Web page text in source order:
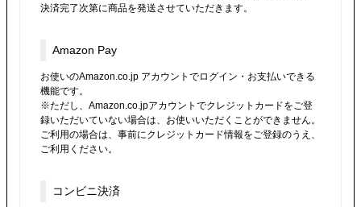
決済完了次第に商品を発送させていただきます。
Amazon Pay
お使いのAmazon.co.jp アカウントでログイン・お支払いできる
機能です。
※ただし、Amazon.co.jpアカウントでクレジットカードをご登
録いただいていない場合は、お使いいただくことができません。
ご利用の場合は、事前にクレジットカード情報をご登録のうえ、
ご利用ください。
コンビニ決済